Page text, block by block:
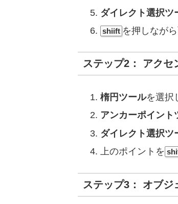
ダイレクト選択ツ
shiift を押しなが
ステップ2： アクセ
楕円ツールを選択
アンカーポイント
ダイレクト選択ツ
上のポイントを
ステップ3： オブジ